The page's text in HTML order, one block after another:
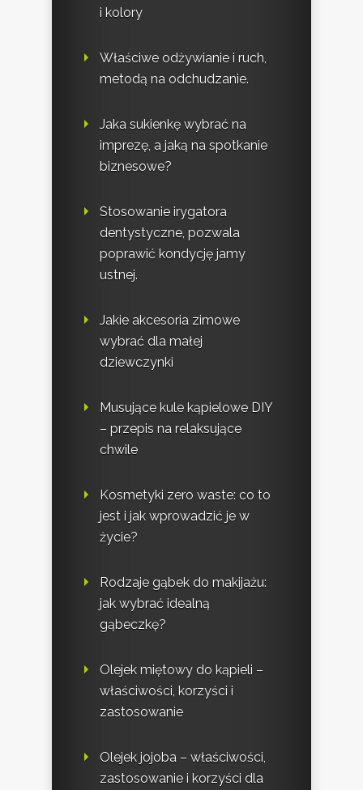
i kolory
Właściwe odżywianie i ruch,
metodą na odchudzanie.
Jaka sukienkę wybrać na
imprezę, a jaką na spotkanie
biznesowe?
Stosowanie irygatora
dentystyczne, pozwala
poprawić kondycję jamy
ustnej.
Jakie akcesoria zimowe
wybrać dla małej
dziewczynki
Musujące kule kąpielowe DIY
– przepis na relaksujące
chwile
Kosmetyki zero waste: co to
jest i jak wprowadzić je w
życie?
Rodzaje gąbek do makijażu:
jak wybrać idealną
gąbeczkę?
Olejek miętowy do kąpieli –
właściwości, korzyści i
zastosowanie
Olejek jojoba – właściwości,
zastosowanie i korzyści dla